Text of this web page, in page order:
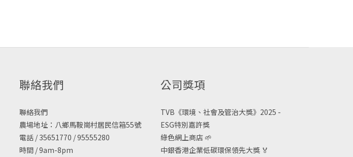
聯絡我們
聯絡我們
農場地址：八鄉馬鞍崗村居民信箱55號
電話 / 35651770 / 95555280
時間 / 9am-8pm
公司獎項
TVB《環境、社會及管治大獎》2025 -
ESG特別嘉許獎
綠色網上商店🌱
中銀香港企業低碳環保領先大獎🏅